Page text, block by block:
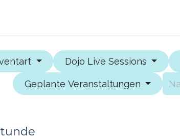
Dojo Live Sessions
Geplante Veranstaltungen